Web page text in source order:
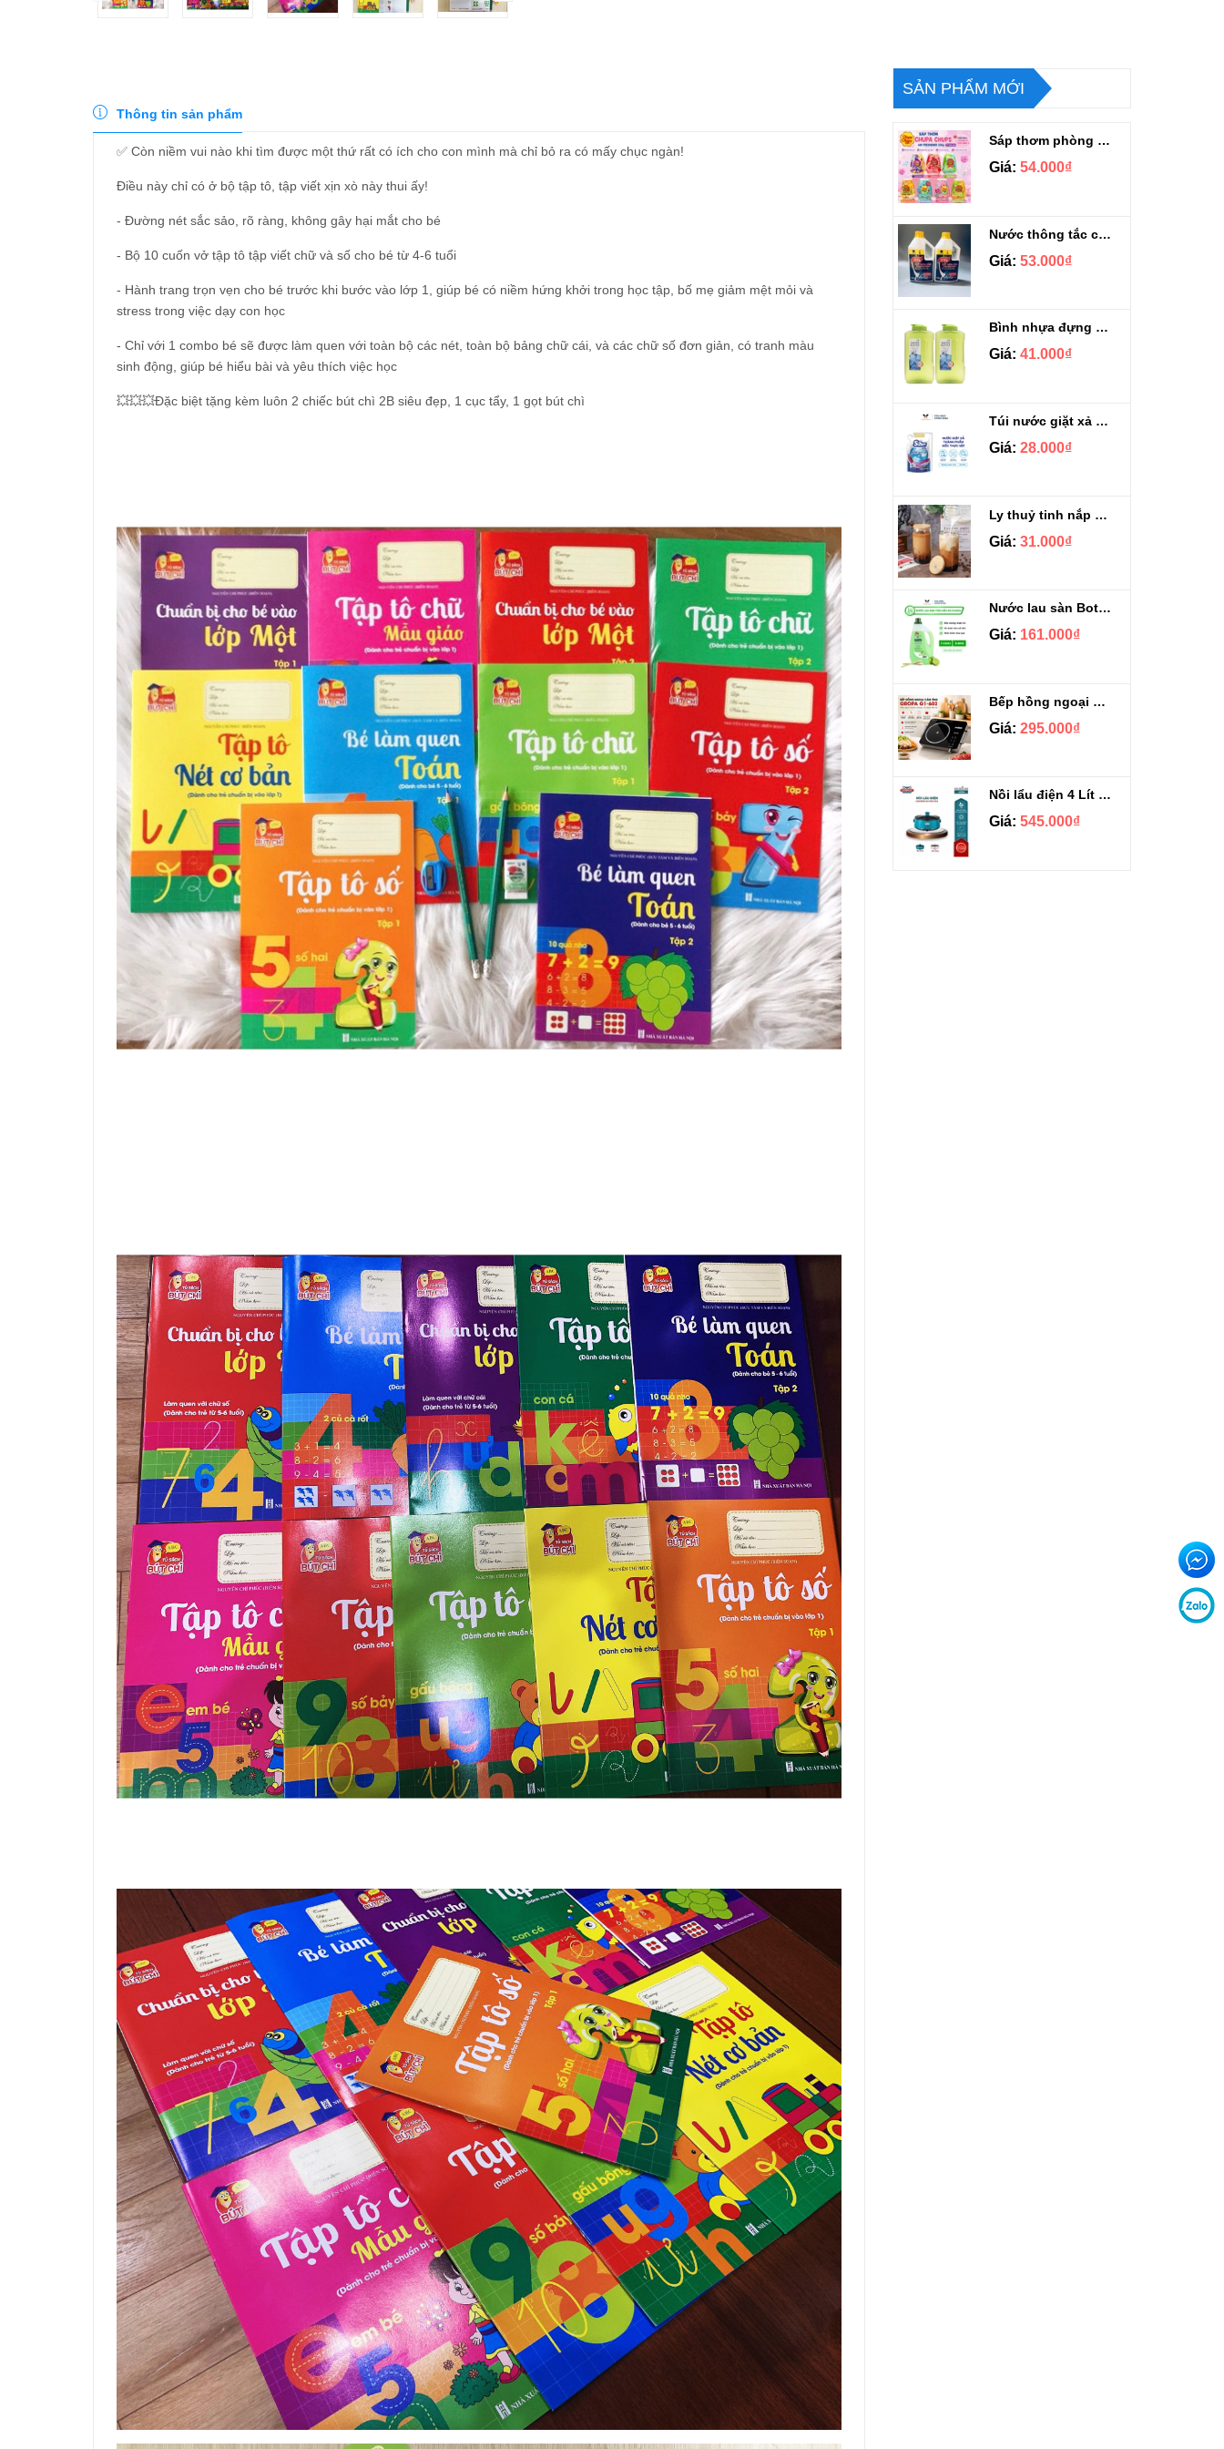
Thông tin sản phẩm
✅ Còn niềm vui nào khi tìm được một thứ rất có ích cho con mình mà chỉ bỏ ra có mấy chục ngàn!
Điều này chỉ có ở bộ tập tô, tập viết xịn xò này thui ấy!
- Đường nét sắc sảo, rõ ràng, không gây hại mắt cho bé
- Bộ 10 cuốn vở tập tô tập viết chữ và số cho bé từ 4-6 tuổi
- Hành trang trọn vẹn cho bé trước khi bước vào lớp 1, giúp bé có niềm hứng khởi trong học tập, bố mẹ giảm mệt mỏi và
stress trong việc dạy con học
- Chỉ với 1 combo bé sẽ được làm quen với toàn bộ các nét, toàn bộ bảng chữ cái, và các chữ số đơn giản, có tranh màu
sinh động, giúp bé hiểu bài và yêu thích việc học
💥💥💥Đặc biệt tặng kèm luôn 2 chiếc bút chì 2B siêu đẹp, 1 cục tẩy, 1 gọt bút chì
SẢN PHẨM MỚI
Sáp thơm phòng Chupa Chups Thái Lan 230g
Giá: 54.000₫
Nước thông tắc cầu cống siêu mạnh Sifa 1.4kg
Giá: 53.000₫
Bình nhựa đựng nước Aqua Lock&Lock 2.1L
Giá: 41.000₫
Túi nước giặt xả Sizen hương nước hoa 500 ml
Giá: 28.000₫
Ly thuỷ tinh nắp gỗ kèm ống hút chịu nhiệt 500ml
Giá: 31.000₫
Nước lau sàn Botany tinh dầu sả chanh chai 3.9kg
Giá: 161.000₫
Bếp hồng ngoại cảm ứng Gropa G1-602
Giá: 295.000₫
Nồi lẩu điện 4 Lít Ladomax HA-238
Giá: 545.000₫